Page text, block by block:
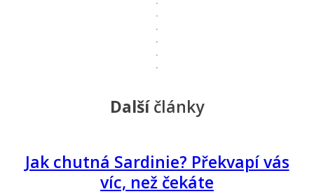
Dalšíčlánky
Jak chutná Sardinie? Překvapí vás
víc, než čekáte